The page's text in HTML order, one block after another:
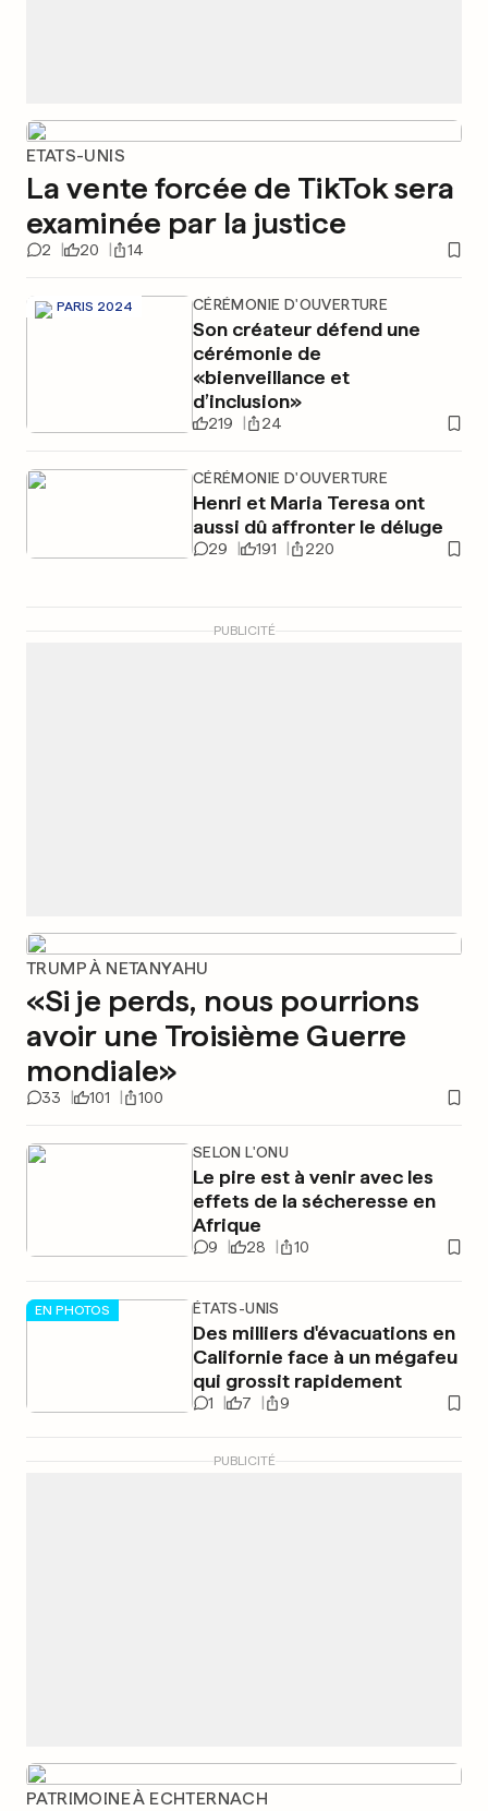
ETATS-UNIS
La vente forcée de TikTok sera
examinée par la justice
2 20 14
PARIS 2024 CÉRÉMONIE D'OUVERTURE
Son créateur défend une
cérémonie de
«bienveillance et
d’inclusion»
219 24
CÉRÉMONIE D'OUVERTURE
Henri et Maria Teresa ont
aussi dû affronter le déluge
29 191 220
PUBLICITÉ
TRUMP À NETANYAHU
«Si je perds, nous pourrions
avoir une Troisième Guerre
mondiale»
33 101 100
SELON L'ONU
Le pire est à venir avec les
effets de la sécheresse en
Afrique
9 28 10
EN PHOTOS ÉTATS-UNIS
Des milliers d'évacuations en
Californie face à un mégafeu
qui grossit rapidement
1 7 9
PUBLICITÉ
PATRIMOINE À ECHTERNACH